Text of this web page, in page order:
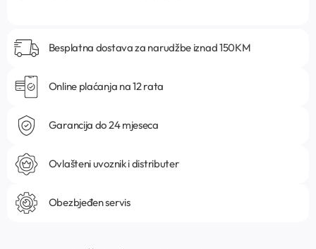
Besplatna dostava za narudžbe iznad 150KM
Online plaćanja na 12 rata
Garancija do 24 mjeseca
Ovlašteni uvoznik i distributer
Obezbjeđen servis